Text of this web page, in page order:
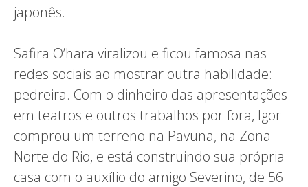
japonês.
Safira O’hara viralizou e ficou famosa nas
redes sociais ao mostrar outra habilidade:
pedreira. Com o dinheiro das apresentações
em teatros e outros trabalhos por fora, Igor
comprou um terreno na Pavuna, na Zona
Norte do Rio, e está construindo sua própria
casa com o auxílio do amigo Severino, de 56